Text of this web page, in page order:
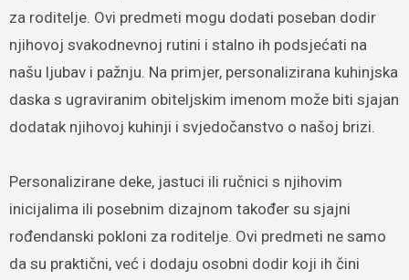
za roditelje. Ovi predmeti mogu dodati poseban dodir
njihovoj svakodnevnoj rutini i stalno ih podsjećati na
našu ljubav i pažnju. Na primjer, personalizirana kuhinjska
daska s ugraviranim obiteljskim imenom može biti sjajan
dodatak njihovoj kuhinji i svjedočanstvo o našoj brizi.
Personalizirane deke, jastuci ili ručnici s njihovim
inicijalima ili posebnim dizajnom također su sjajni
rođendanski pokloni za roditelje. Ovi predmeti ne samo
da su praktični, već i dodaju osobni dodir koji ih čini